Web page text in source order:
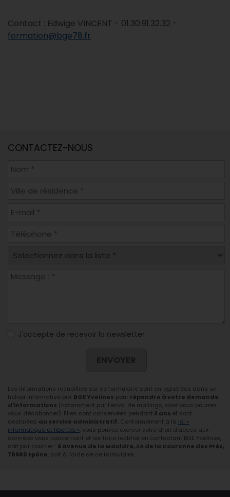
Contact : Edwige VINCENT - 01.30.91.32.32 -
formation@bge78.fr
CONTACTEZ-NOUS
J'accepte de recevoir la newsletter
Les informations recueillies sur ce formulaire sont enregistrées dans un
fichier informatisé par BGE Yvelines pour répondre à votre demande
d'informations (notamment par l'envoi de mailings, dont vous pourrez
vous désabonner). Elles sont conservées pendant 3 ans et sont
destinées au service administratif. Conformément à la loi «
informatique et libertés » , vous pouvez exercer votre droit d'accès aux
données vous concernant et les faire rectifier en contactant BGE Yvelines,
soit par courrier :
6 avenue de la Mauldre, ZA de la Couronne des Prés,
78680 Epône , soit à l'aide de ce formulaire.